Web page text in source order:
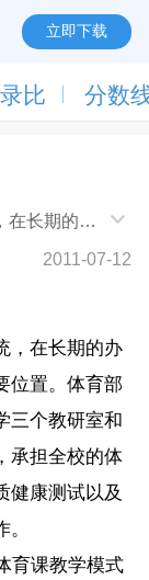
立即下载
比 分数
长期的办
。体育部
2011-07-12
在长期的办
位置。体育部
三个教研室和
承担全校的体
健康测试以及
课教学模式